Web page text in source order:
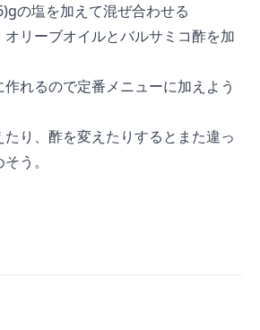
の塩を加えて混ぜ合わせる
リーブオイルとバルサミコ酢を加
れるので定番メニューに加えよう
り、酢を変えたりするとまた違っ
う。